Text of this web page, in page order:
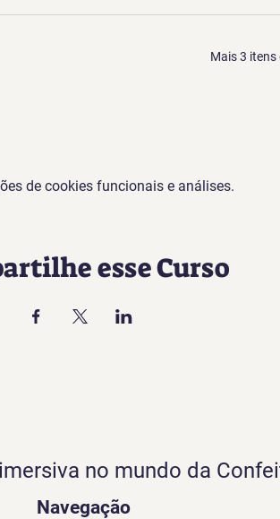
Mais 3 itens
de cookies funcionais e análises.
esse Curso
no mundo da
Navegação